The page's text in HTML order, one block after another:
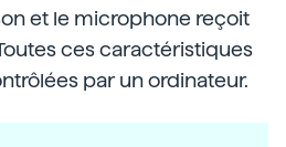
et le microphone reçoit
ces caractéristiques
par un ordinateur.